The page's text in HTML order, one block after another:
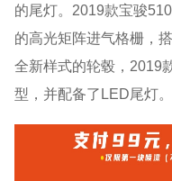
的尾灯。2019款宝骏
的高光矩阵进气格栅，
全新样式的轮毂，2019
型，并配备了LED尾灯。